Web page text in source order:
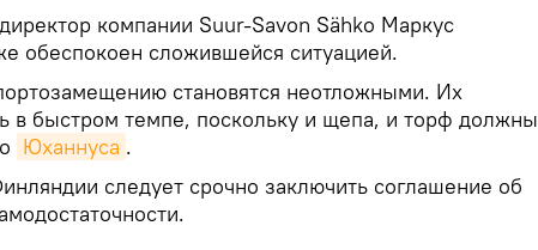
компании Suur-Savon Sähko Маркус
обеспокоен сложившейся ситуацией.
становятся неотложными. Их
в быстром темпе, поскольку и щепа, и торф должны
Юханнуса .
следует срочно заключить соглашение об